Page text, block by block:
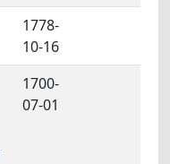
1778-
10-16
1700-
07-01